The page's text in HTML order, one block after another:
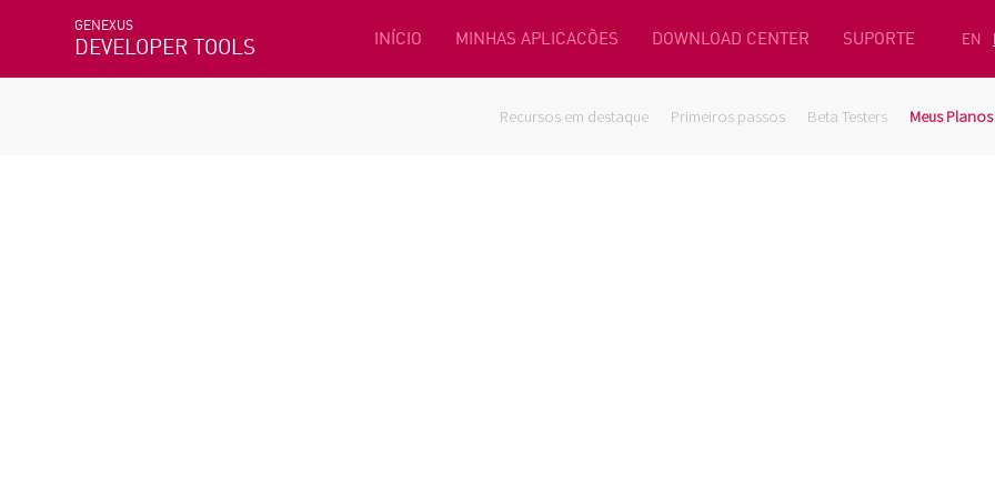
GENEXUS
DEVELOPER TOOLS INÍCIO MINHAS APLICACÕES DOWNLOAD CENTER SUPORTE EN
Recursos em destaque Primeiros passos Beta Testers Meus Planos